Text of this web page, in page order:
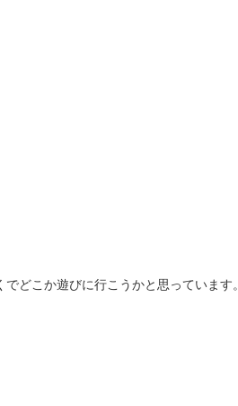
どこか遊びに行こうかと思っています。